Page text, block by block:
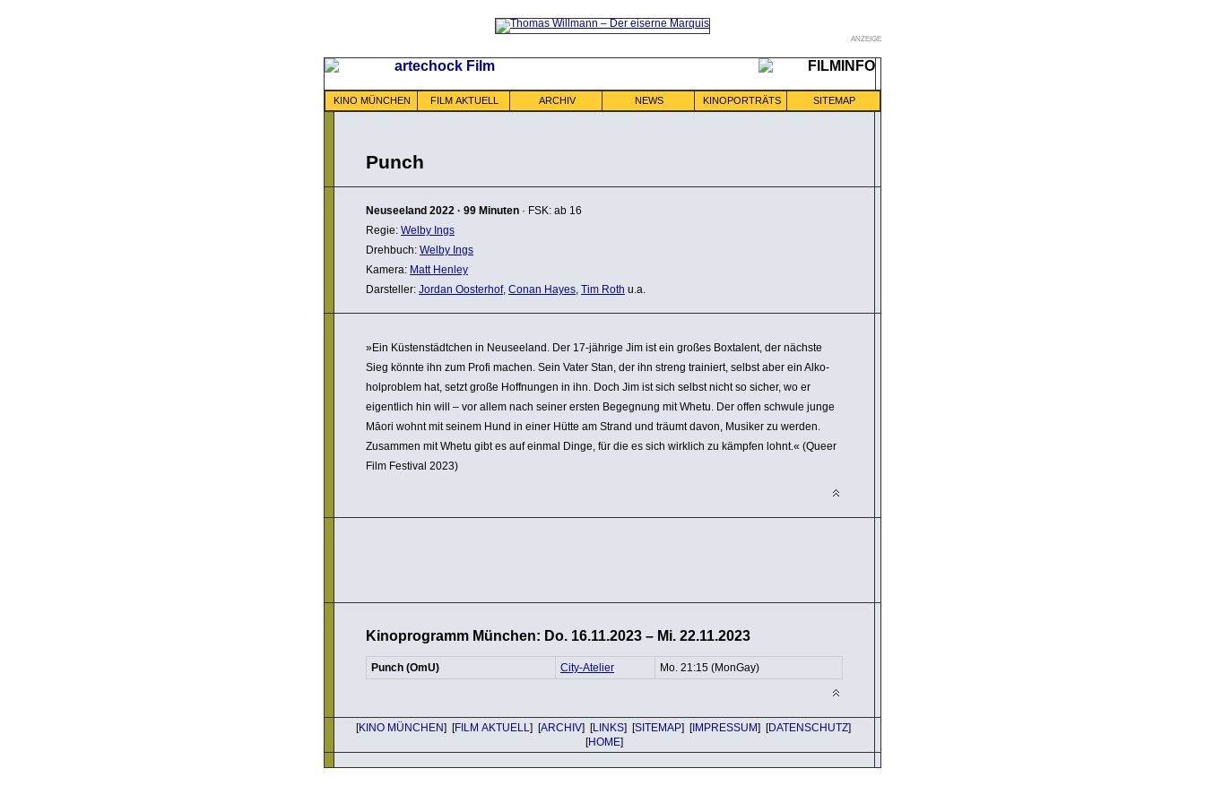
ANZEIGE
KINO MÜNCHEN FILM AKTUELL ARCHIV NEWS KINOPORTRÄTS SITEMAP
Punch
Neuseeland 2022 · 99 Minuten · FSK: ab 16
Regie: Welby Ings
Drehbuch: Welby Ings
Kamera: Matt Henley
Darsteller: Jordan Oosterhof, Conan Hayes, Tim Roth u.a.
»Ein Küsten­städt­chen in Neusee­land. Der 17-jährige Jim ist ein großes Boxtalent, der nächste
Sieg könnte ihn zum Profi machen. Sein Vater Stan, der ihn streng trainiert, selbst aber ein Alko­
hol­pro­blem hat, setzt große Hoff­nungen in ihn. Doch Jim ist sich selbst nicht so sicher, wo er
eigent­lich hin will – vor allem nach seiner ersten Begegnung mit Whetu. Der offen schwule junge
Māori wohnt mit seinem Hund in einer Hütte am Strand und träumt davon, Musiker zu werden.
Zusammen mit Whetu gibt es auf einmal Dinge, für die es sich wirklich zu kämpfen lohnt.« (Queer
Film Festival 2023)
Kinoprogramm München: Do. 16.11.2023 – Mi. 22.11.2023
Punch (OmU) City-Atelier Mo. 21:15 (MonGay)
[KINO MÜNCHEN] [FILM AKTUELL] [ARCHIV] [LINKS] [SITEMAP] [IMPRESSUM] [DATENSCHUTZ]
[HOME]